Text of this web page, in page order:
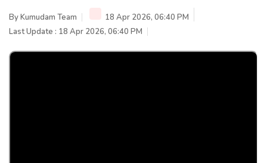
ByKumudam Team
18 Apr 2026, 06:40 PM
Last Update : 18 Apr 2026, 06:40 PM